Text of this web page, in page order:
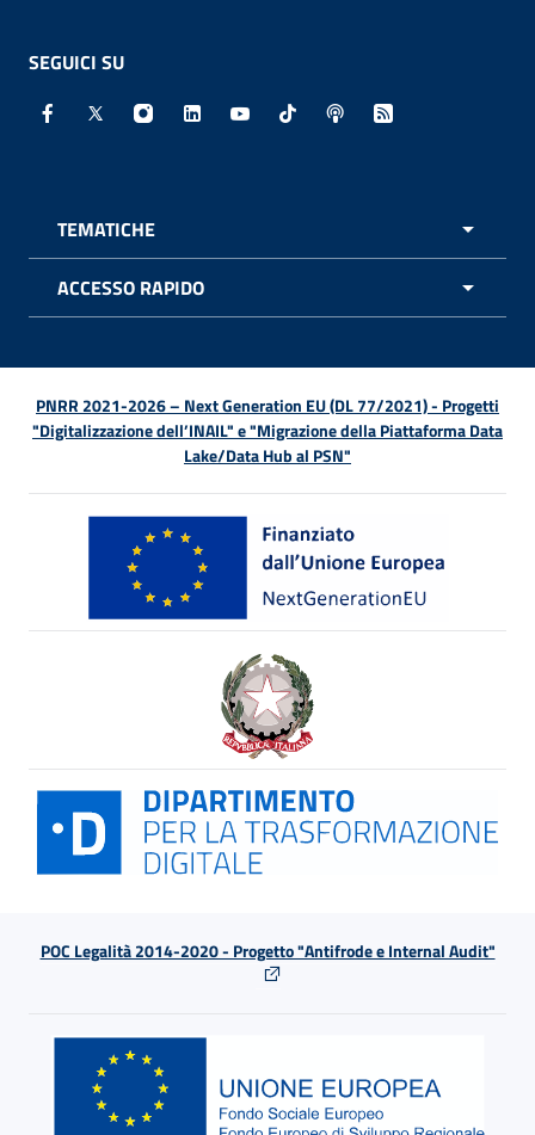
SEGUICI SU
Facebook - Sito esterno - Apertura in nuova finestra
X - Sito esterno - Apertura in nuova finestra
Instagram - Sito esterno - Apertura in
Linkedin - Sito esterno - Apertura in
Youtube - Sito esterno -
TikTok - Sito esterno -
Spreaker - Sito
Feed RSS -
TEMATICHE
ACCESSO RAPIDO
PNRR 2021-2026 – Next Generation EU (DL 77/2021) - Progetti
"Digitalizzazione dell’INAIL" e "Migrazione della Piattaforma Data
Lake/Data Hub al PSN"
POC Legalità 2014-2020 - Progetto "Antifrode e Internal Audit"